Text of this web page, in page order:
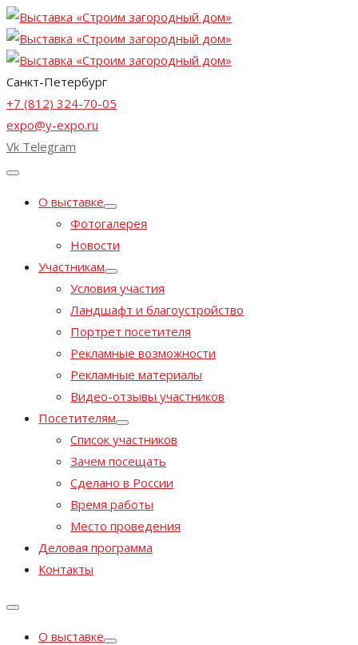
Санкт-Петербург
+7 (812) 324-70-05
expo@y-expo.ru
Vk Telegram
О выставке
Фотогалерея
Новости
Участникам
Условия участия
Ландшафт и благоустройство
Портрет посетителя
Рекламные возможности
Рекламные материалы
Видео-отзывы участников
Посетителям
Список участников
Зачем посещать
Сделано в России
Время работы
Место проведения
Деловая программа
Контакты
О выставке